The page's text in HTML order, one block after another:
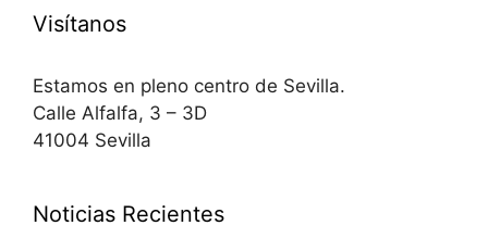
Visítanos
Estamos en pleno centro de Sevilla.
Calle Alfalfa, 3 – 3D
41004 Sevilla
Noticias Recientes